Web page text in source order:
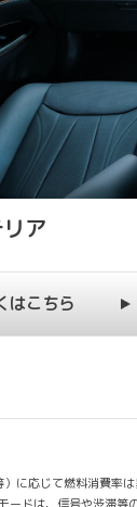
ア
はこちら
に応じて燃料消費率は